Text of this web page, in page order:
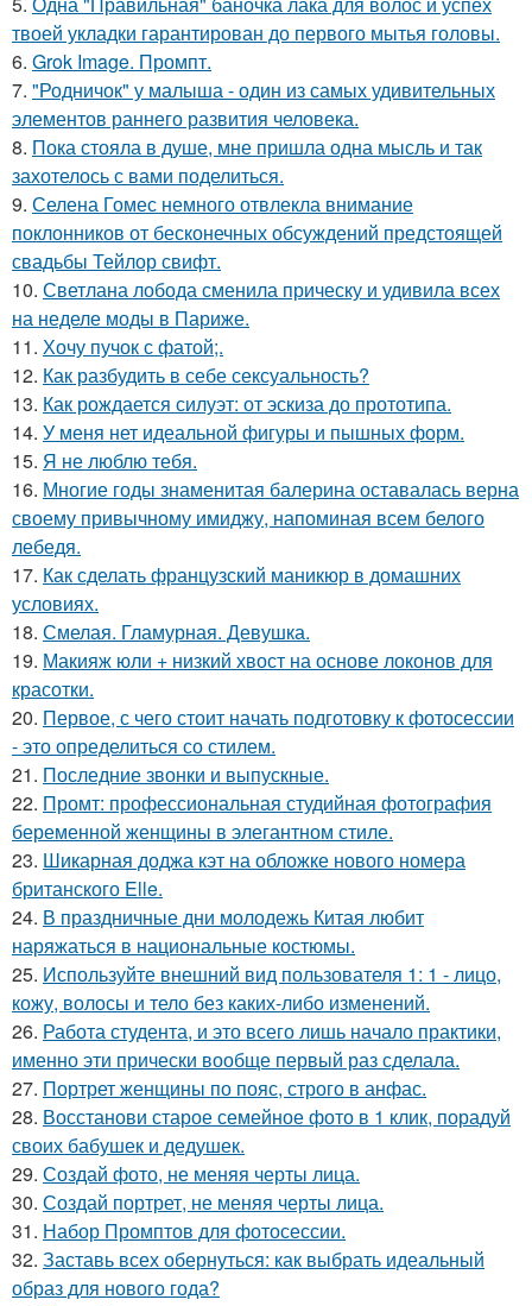
твоей укладки гарантирован до первого мытья головы.
6. Grok Image. Промпт.
7. "Родничок" у малыша - один из самых удивительных
элементов раннего развития человека.
8. Пока стояла в душе, мне пришла одна мысль и так
захотелось с вами поделиться.
9. Селена Гомес немного отвлекла внимание
поклонников от бесконечных обсуждений предстоящей
свадьбы Тейлор свифт.
10. Светлана лобода сменила прическу и удивила всех
на неделе моды в Париже.
11. Хочу пучок с фатой;.
12. Как разбудить в себе сексуальность?
13. Как рождается силуэт: от эскиза до прототипа.
14. У меня нет идеальной фигуры и пышных форм.
15. Я не люблю тебя.
16. Многие годы знаменитая балерина оставалась верна
своему привычному имиджу, напоминая всем белого
лебедя.
17. Как сделать французский маникюр в домашних
условиях.
18. Смелая. Гламурная. Девушка.
19. Макияж юли + низкий хвост на основе локонов для
красотки.
20. Первое, с чего стоит начать подготовку к фотосессии
- это определиться со стилем.
21. Последние звонки и выпускные.
22. Промт: профессиональная студийная фотография
беременной женщины в элегантном стиле.
23. Шикарная доджа кэт на обложке нового номера
британского Elle.
24. В праздничные дни молодежь Китая любит
наряжаться в национальные костюмы.
25. Используйте внешний вид пользователя 1: 1 - лицо,
кожу, волосы и тело без каких-либо изменений.
26. Работа студента, и это всего лишь начало практики,
именно эти прически вообще первый раз сделала.
27. Портрет женщины по пояс, строго в анфас.
28. Восстанови старое семейное фото в 1 клик, порадуй
своих бабушек и дедушек.
29. Создай фото, не меняя черты лица.
30. Создай портрет, не меняя черты лица.
31. Набор Промптов для фотосессии.
32. Заставь всех обернуться: как выбрать идеальный
образ для нового года?